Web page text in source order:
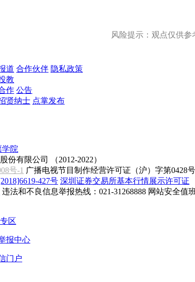
风险提示：观点仅供参
道 合作伙伴 隐私政策
教
作 公告
贤纳士 点掌发布
学院
份有限公司 （2012-2022）
号-1 广播电视节目制作经营许可证（沪）字第0428号
427号 深圳证券交易所基本行情展示许可证
违法和不良信息举报热线：021-31268888 网站安全值
区
报中心
门户